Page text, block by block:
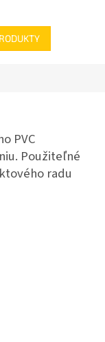
PVC
Použiteľné
radu